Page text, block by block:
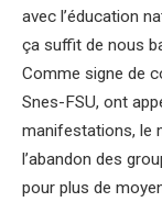
avec l’éducation
ça suffit de nous
Comme signe de
Snes-FSU, ont
manifestations, le
l’abandon des
pour plus de